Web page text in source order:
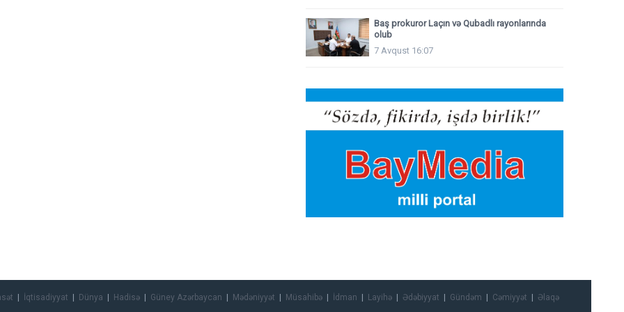
Baş prokuror Laçın və Qubadlı rayonlarında
olub
7 Avqust 16:07
İqtisadiyyat Dünya Hadisə Güney Azərbaycan Mədəniyyət Müsahibə İdman Layihə Ədəbiyyat Gündəm Cəmiyyət Əlaqə